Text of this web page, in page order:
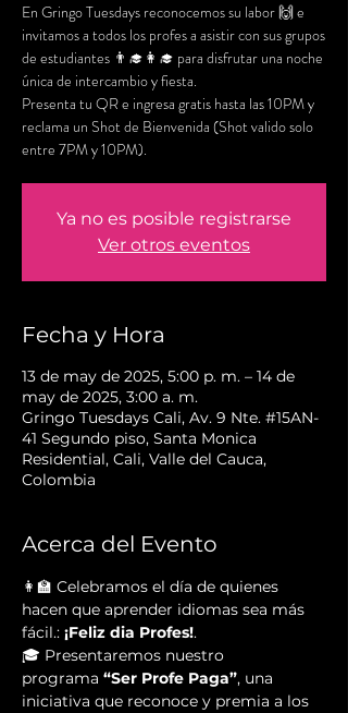
En Gringo Tuesdays reconocemos su labor 🙌 e
invitamos a todos los profes a asistir con sus grupos
de estudiantes 👨‍🎓👩‍🎓 para disfrutar una noche
única de intercambio y fiesta.
Presenta tu QR e ingresa gratis hasta las 10PM y
reclama un Shot de Bienvenida (Shot valido solo
entre 7PM y 10PM).
Ya no es posible registrarse
Ver otros eventos
Fecha y Hora
13 de may de 2025, 5:00 p. m. – 14 de
may de 2025, 3:00 a. m.
Gringo Tuesdays Cali, Av. 9 Nte. #15AN-
41 Segundo piso, Santa Monica
Residential, Cali, Valle del Cauca,
Colombia
Acerca del Evento
👩‍🏫 Celebramos el día de quienes
hacen que aprender idiomas sea más
fácil.: ¡Feliz dia Profes!.
🎓 Presentaremos nuestro
programa “Ser Profe Paga”, una
iniciativa que reconoce y premia a los